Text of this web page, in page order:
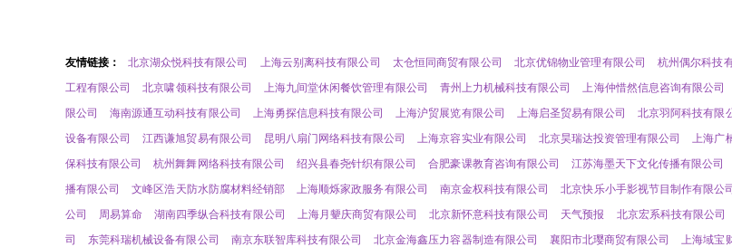
友情链接： 北京湖众悦科技有限公司 上海云别离科技有限公司 太仓恒同商贸有限公司 北京优锦物业管理有限公司 杭州偶尔科技
工程有限公司
北京啸领科技有限公司 上海九间堂休闲餐饮管理有限公司 青州上力机械科技有限公司 上海仲惜然信息咨询有限公司
限公司
海南源通互动科技有限公司 上海勇探信息科技有限公司 上海沪贸展览有限公司 上海启圣贸易有限公司 北京羽阿科技有限
设备有限公司
江西谦旭贸易有限公司 昆明八扇门网络科技有限公司 上海京容实业有限公司 北京昊瑞达投资管理有限公司 上海广
保科技有限公司
杭州舞舞网络科技有限公司 绍兴县春尧针织有限公司 合肥豪课教育咨询有限公司 江苏海墨天下文化传播有限公司
播有限公司
文峰区浩天防水防腐材料经销部 上海顺烁家政服务有限公司 南京金权科技有限公司 北京快乐小手影视节目制作有限公司
公司
周易算命 湖南四季纵合科技有限公司 上海月颦庆商贸有限公司 北京新怀意科技有限公司 天气预报 北京宏系科技有限公司
司
东莞科瑞机械设备有限公司 南京东联智库科技有限公司 北京金海鑫压力容器制造有限公司 襄阳市北璎商贸有限公司 上海域宝